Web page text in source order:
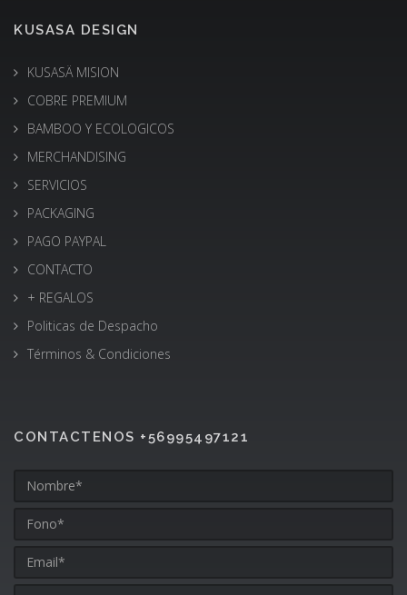
KUSASA DESIGN
KUSASÄ MISION
COBRE PREMIUM
BAMBOO Y ECOLOGICOS
MERCHANDISING
SERVICIOS
PACKAGING
PAGO PAYPAL
CONTACTO
+ REGALOS
Politicas de Despacho
Términos & Condiciones
CONTACTENOS +56995497121